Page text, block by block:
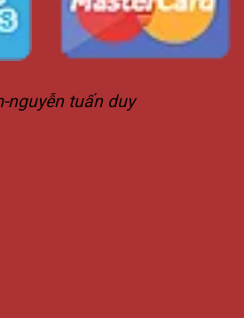
nguyễn tuấn duy